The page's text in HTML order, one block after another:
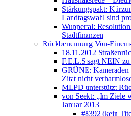
Stärkungspakt:
Landtagswahl sind
Wuppertal:
Stadtfinanzen
Rückbenennung Von-
18.11.2012
F.E.L.S sagt NEIN zu
GRÜNE: Kameraden
Zitat nicht
MLPD unterstützt
von Seekt: „Im Ziele
Januar 2013
#8392 (kein